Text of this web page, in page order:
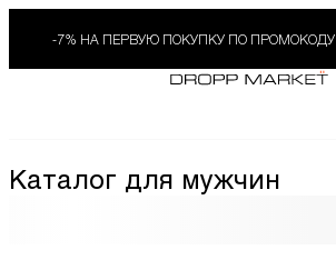
-7% НА ПЕРВУЮ ПОКУПКУ ПО ПРОМОКОДУ
Каталог для мужчин